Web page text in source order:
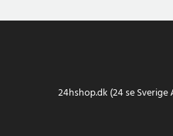
24hshop.dk (24 se Sverige